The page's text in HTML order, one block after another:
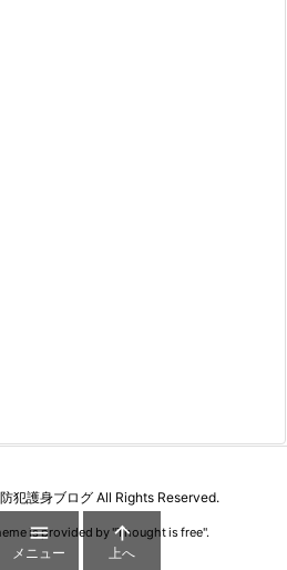
犯護身ブログ All Rights Reserved.
is provided by "Thought is free".

メニュー

上へ